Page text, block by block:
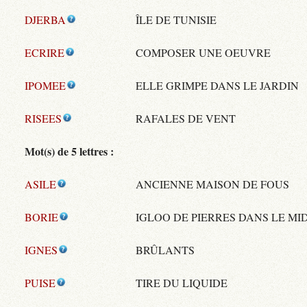
DJERBA ÎLE DE TUNISIE
ECRIRE COMPOSER UNE OEUVRE
IPOMEE ELLE GRIMPE DANS LE JARDIN
RISEES RAFALES DE VENT
Mot(s) de 5 lettres :
ASILE ANCIENNE MAISON DE FOUS
BORIE IGLOO DE PIERRES DANS LE
IGNES BRÛLANTS
PUISE TIRE DU LIQUIDE